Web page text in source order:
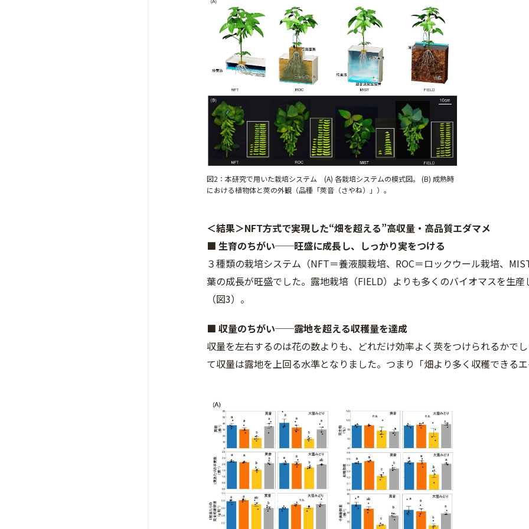
図2：本研究で用いた栽培システム (A) 各栽培システムの模式図。 (B) 成熟時
における植物体と莢の外観（品種「莢音（さやね）」）。
＜結果＞NFT方式で実現した“畑を超える”高収量・高品質エダマメ
■ 生育のちがい──旺盛に成長し、しっかり実をつける
３種類の栽培システム（NFT＝養液膜栽培、ROC＝ロックウール栽培、
葉の成長が旺盛でした。露地栽培（FIELD）よりも多くのバイオマスを生
（図3）。
■ 収量のちがい──露地を超える収穫量を達成
収量を左右するのは花の数よりも、どれだけ効率よく莢をつけられるかで
て収量は露地を上回る水準となりました。つまり「畑より多く収穫できる